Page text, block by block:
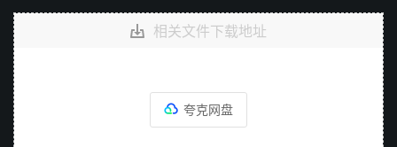
相关文件下载地址
夸克网盘